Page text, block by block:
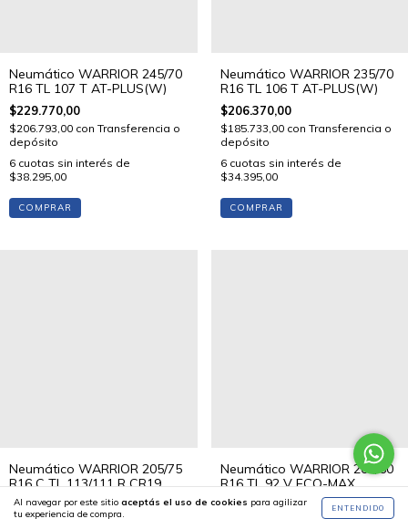
Al navegar por este sitio aceptás el uso de cookies para agilizar
tu experiencia de compra.
ENTENDIDO
Neumático WARRIOR 245/70
R16 TL 107 T AT-PLUS(W)
$229.770,00
$206.793,00 con Transferencia o
depósito
6 cuotas sin interés de
$38.295,00
COMPRAR
Neumático WARRIOR 235/70
R16 TL 106 T AT-PLUS(W)
$206.370,00
$185.733,00 con Transferencia o
depósito
6 cuotas sin interés de
$34.395,00
COMPRAR
Neumático WARRIOR 205/75
R16 C TL 113/111 R CR19
$176.490,00
$158.841,00 Transferencia o
Neumático WARRIOR 205/60
R16 TL 92 V ECO-MAX
$114.660,00
Transferencia o